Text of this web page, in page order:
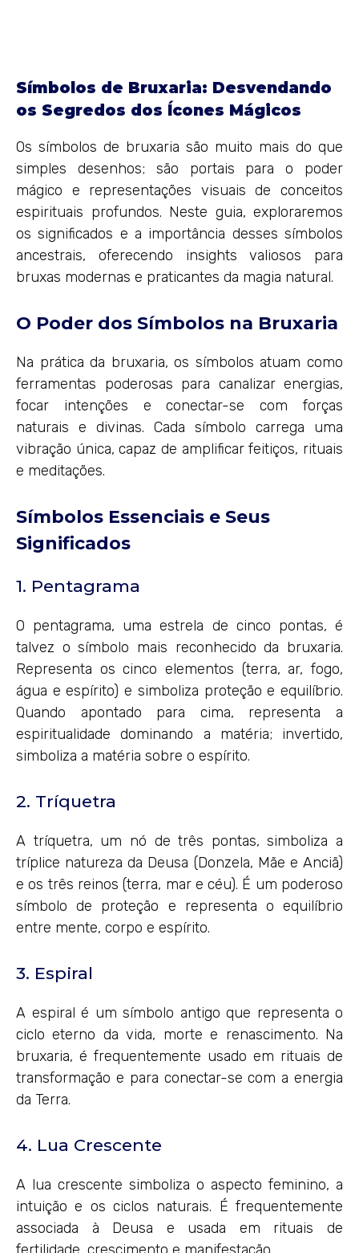
Símbolos de Bruxaria: Desvendando
os Segredos dos Ícones Mágicos
Os símbolos de bruxaria são muito mais do que
simples desenhos; são portais para o poder
mágico e representações visuais de conceitos
espirituais profundos. Neste guia, exploraremos
os significados e a importância desses símbolos
ancestrais, oferecendo insights valiosos para
bruxas modernas e praticantes da magia natural.
O Poder dos Símbolos na Bruxaria
Na prática da bruxaria, os símbolos atuam como
ferramentas poderosas para canalizar energias,
focar intenções e conectar-se com forças
naturais e divinas. Cada símbolo carrega uma
vibração única, capaz de amplificar feitiços, rituais
e meditações.
Símbolos Essenciais e Seus
Significados
1. Pentagrama
O pentagrama, uma estrela de cinco pontas, é
talvez o símbolo mais reconhecido da bruxaria.
Representa os cinco elementos (terra, ar, fogo,
água e espírito) e simboliza proteção e equilíbrio.
Quando apontado para cima, representa a
espiritualidade dominando a matéria; invertido,
simboliza a matéria sobre o espírito.
2. Tríquetra
A tríquetra, um nó de três pontas, simboliza a
tríplice natureza da Deusa (Donzela, Mãe e Anciã)
e os três reinos (terra, mar e céu). É um poderoso
símbolo de proteção e representa o equilíbrio
entre mente, corpo e espírito.
3. Espiral
A espiral é um símbolo antigo que representa o
ciclo eterno da vida, morte e renascimento. Na
bruxaria, é frequentemente usado em rituais de
transformação e para conectar-se com a energia
da Terra.
4. Lua Crescente
A lua crescente simboliza o aspecto feminino, a
intuição e os ciclos naturais. É frequentemente
associada à Deusa e usada em rituais de